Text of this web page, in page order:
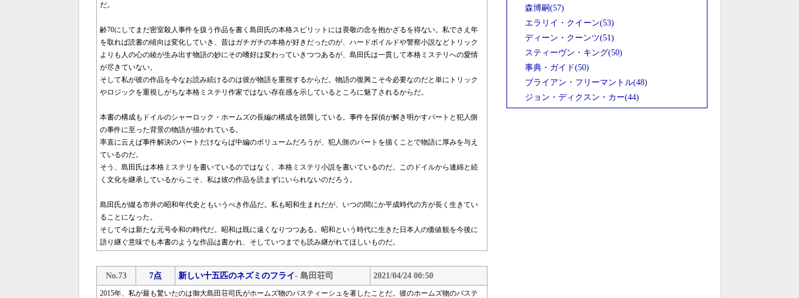
だ。
齢70にしてまだ密室殺人事件を扱う作品を書く島田氏の本格スピリットには畏敬の念を抱かざるを得ない。私でさえ年
を取れば読書の傾向は変化していき、昔はガチガチの本格が好きだったのが、ハードボイルドや警察小説などトリック
よりも人の心の綾が生み出す物語の妙にその嗜好は変わっていきつつあるが、島田氏は一貫して本格ミステリへの愛情
が尽きていない。
そして私が彼の作品を今なお読み続けるのは彼が物語を重視するからだ。物語の復興こそ今必要なのだと単にトリック
やロジックを重視しがちな本格ミステリ作家ではない存在感を示しているところに魅了されるからだ。
本書の構成もドイルのシャーロック・ホームズの長編の構成を踏襲している。事件を探偵が解き明かすパートと犯人側
の事件に至った背景の物語が描かれている。
率直に云えば事件解決のパートだけならば中編のボリュームだろうが、犯人側のパートを描くことで物語に厚みを与え
ているのだ。
そう、島田氏は本格ミステリを書いているのではなく、本格ミステリ小説を書いているのだ。このドイルから連綿と続
く文化を継承しているからこそ、私は彼の作品を読まずにいられないのだろう。
島田氏が綴る市井の昭和年代史ともいうべき作品だ。私も昭和生まれだが、いつの間にか平成時代の方が長く生きてい
ることになった。
そして今は新たな元号令和の時代だ。昭和は既に遠くなりつつある。昭和という時代に生きた日本人の価値観を今後に
語り継ぐ意味でも本書のような作品は書かれ、そしていつまでも読み継がれてほしいものだ。
No.73 7点 新しい十五匹のネズミのフライ- 島田荘司 2021/04/24 00:50
2015年、私が最も驚いたのは御大島田荘司氏がホームズ物のパスティーシュを著したことだ。彼のホームズ物のパステ
森博嗣(57)
エラリイ・クイーン(53)
ディーン・クーンツ(51)
スティーヴン・キング(50)
事典・ガイド(50)
ブライアン・フリーマントル(48)
ジョン・ディクスン・カー(44)